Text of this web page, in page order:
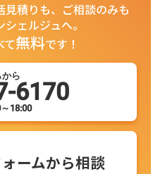
見積りも、ご相談のみも
シェルジュへ。
て無料です！
ら
6170
18:00
ームから相談